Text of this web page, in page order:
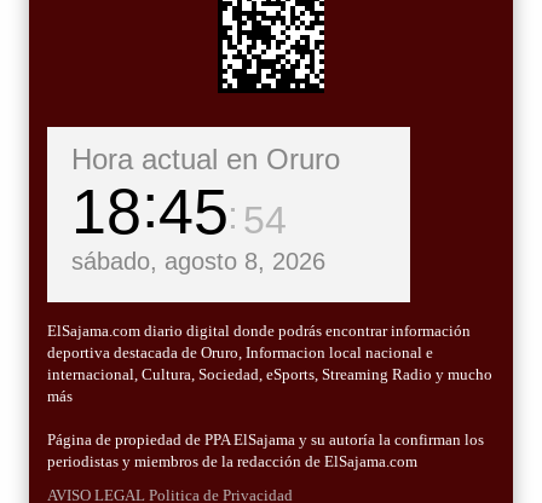
Hora actual en Oruro
18 45 55
sábado, agosto 8, 2026
ElSajama.com diario digital donde podrás encontrar información
deportiva destacada de Oruro, Informacion local nacional e
internacional, Cultura, Sociedad, eSports, Streaming Radio y mucho
más
Página de propiedad de PPA ElSajama y su autoría la confirman los
periodistas y miembros de la redacción de ElSajama.com
AVISO LEGAL Politica de Privacidad